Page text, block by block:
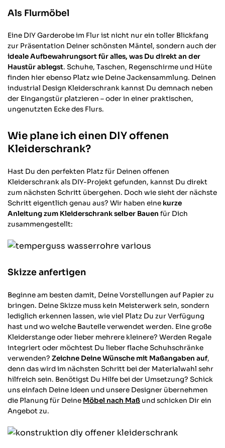
Als Flurmöbel
Eine DIY Garderobe im Flur ist nicht nur ein toller Blickfang
zur Präsentation Deiner schönsten Mäntel, sondern auch der
ideale Aufbewahrungsort für alles, was Du direkt an der
Haustür ablegst. Schuhe, Taschen, Regenschirme und Hüte
finden hier ebenso Platz wie Deine Jackensammlung. Deinen
industrial Design Kleiderschrank kannst Du demnach neben
der Eingangstür platzieren – oder in einer praktischen,
ungenutzten Ecke des Flurs.
Wie plane ich einen DIY offenen
Kleiderschrank?
Hast Du den perfekten Platz für Deinen offenen
Kleiderschrank als DIY-Projekt gefunden, kannst Du direkt
zum nächsten Schritt übergehen. Doch wie sieht der nächste
Schritt eigentlich genau aus? Wir haben eine kurze
Anleitung zum Kleiderschrank selber Bauen für Dich
zusammengestellt:
Skizze anfertigen
Beginne am besten damit, Deine Vorstellungen auf Papier zu
bringen. Deine Skizze muss kein Meisterwerk sein, sondern
lediglich erkennen lassen, wie viel Platz Du zur Verfügung
hast und wo welche Bauteile verwendet werden. Eine große
Kleiderstange oder lieber mehrere kleinere? Werden Regale
integriert oder möchtest Du lieber flache Schuhschränke
verwenden? Zeichne Deine Wünsche mit Maßangaben auf,
denn das wird im nächsten Schritt bei der Materialwahl sehr
hilfreich sein. Benötigst Du Hilfe bei der Umsetzung? Schick
uns einfach Deine Ideen und unsere Designer übernehmen
die Planung für Deine Möbel nach Maß und schicken Dir ein
Angebot zu.